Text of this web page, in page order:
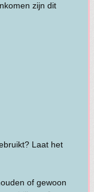
zijn dit
Laat het
of gewoon